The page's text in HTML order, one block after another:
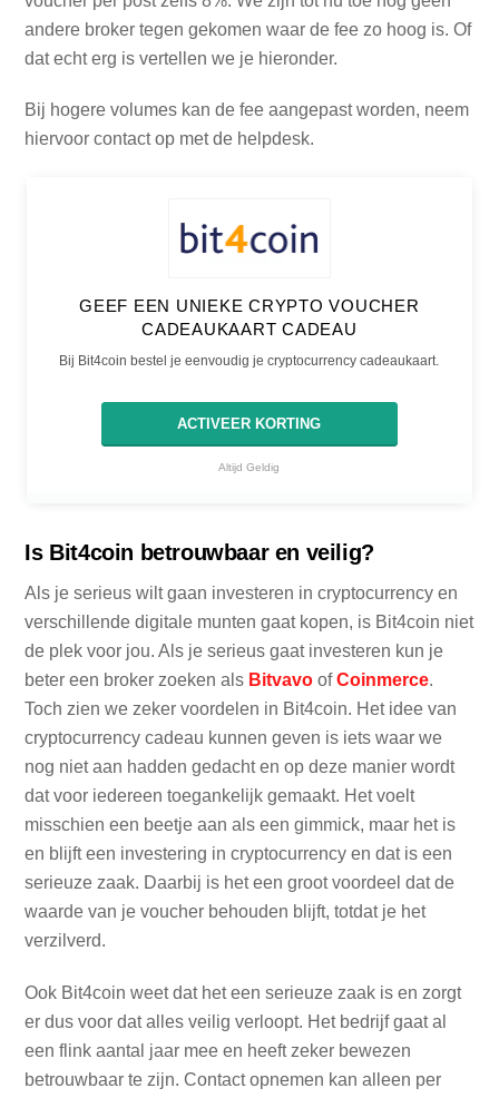
andere broker tegen gekomen waar de fee zo hoog is. Of
dat echt erg is vertellen we je hieronder.
Bij hogere volumes kan de fee aangepast worden, neem
hiervoor contact op met de helpdesk.
GEEF EEN UNIEKE CRYPTO VOUCHER
CADEAUKAART CADEAU
Bij Bit4coin bestel je eenvoudig je cryptocurrency cadeaukaart.
ACTIVEER KORTING
Altijd Geldig
Is Bit4coin betrouwbaar en veilig?
Als je serieus wilt gaan investeren in cryptocurrency en
verschillende digitale munten gaat kopen, is Bit4coin niet
de plek voor jou. Als je serieus gaat investeren kun je
beter een broker zoeken als Bitvavo ofCoinmerce.
Toch zien we zeker voordelen in Bit4coin. Het idee van
cryptocurrency cadeau kunnen geven is iets waar we
nog niet aan hadden gedacht en op deze manier wordt
dat voor iedereen toegankelijk gemaakt. Het voelt
misschien een beetje aan als een gimmick, maar het is
en blijft een investering in cryptocurrency en dat is een
serieuze zaak. Daarbij is het een groot voordeel dat de
waarde van je voucher behouden blijft, totdat je het
verzilverd.
Ook Bit4coin weet dat het een serieuze zaak is en zorgt
er dus voor dat alles veilig verloopt. Het bedrijf gaat al
een flink aantal jaar mee en heeft zeker bewezen
betrouwbaar te zijn. Contact opnemen kan alleen per